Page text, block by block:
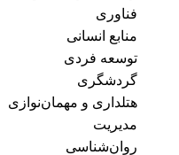
فناوری
منابع انسانی
توسعه فردی
گردشگری
هتلداری و مهمان‌نوازی
مدیریت
روان‌شناسی